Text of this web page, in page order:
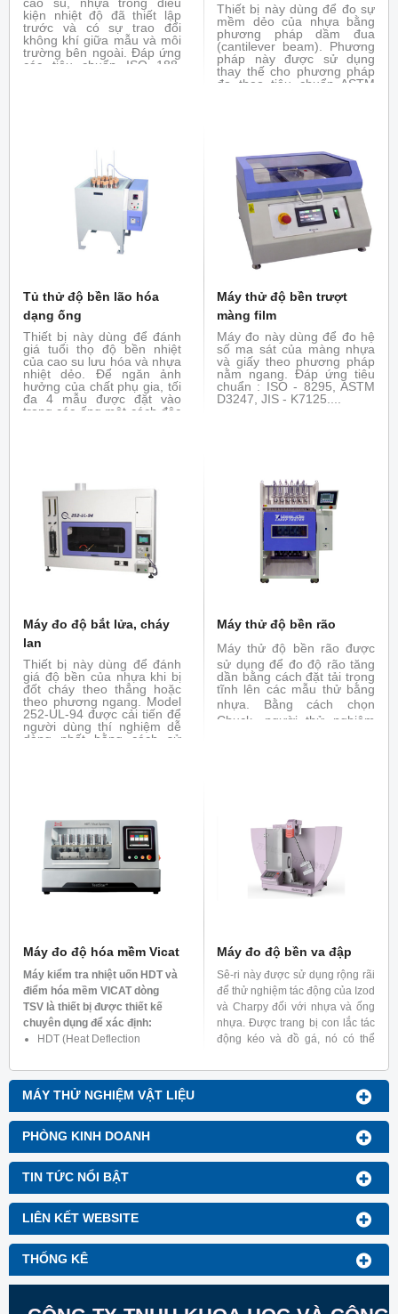
MÁY THỬ NGHIỆM VẬT LIỆU
PHÒNG KINH DOANH
TIN TỨC NỔI BẬT
LIÊN KẾT WEBSITE
THỐNG KÊ
kiện nhiệt độ đã thiết lập
trước và có sự trao đổi
không khí giữa mẫu và môi
trường bên ngoài. Đáp ứng
các tiêu chuẩn ISO 188,
Thiết bị này dùng để đo sự
mềm dẻo của nhựa bằng
phương pháp dầm đua
(cantilever beam). Phương
pháp này được sử dụng
thay thế cho phương pháp
đo theo tiêu chuẩn ASTM
dụng và góc uốn của mẫu.
Tủ thử độ bền lão hóa
dạng ống
Thiết bị này dùng để đánh
giá tuổi thọ độ bền nhiệt
của cao su lưu hóa và nhựa
nhiệt dẻo. Để ngăn ảnh
hưởng của chất phụ gia, tối
đa 4 mẫu được đặt vào
trong các ống một cách độc
sánh để đánh giá về đặc
tính chịu nhiệt. Đáp ứng các
tiêu chuẩn : ASTM D865,
JIS - K6257, ISO 188
Máy thử độ bền trượt
màng film
Máy đo này dùng để đo hệ
số ma sát của màng nhựa
và giấy theo phương pháp
nằm ngang. Đáp ứng tiêu
chuẩn : ISO - 8295, ASTM
D3247, JIS - K7125....
Máy đo độ bắt lửa, cháy
lan
Thiết bị này dùng để đánh
giá độ bền của nhựa khi bị
đốt cháy theo thẳng hoặc
theo phương ngang. Model
252-UL-94 được cải tiến để
người dùng thí nghiệm dễ
dàng nhất bằng cách sử
dõi điều kiện của mẫu thử
trong khi vẫn điều khiển
burner để điều chỉnh
khoảng cách giữa ngọn lửa
vào các đồ gá, 252-UL-94
Máy thử độ bền rão
Máy thử độ bền rão được
sử dụng để đo độ rão tăng
dần bằng cách đặt tải trọng
tĩnh lên các mẫu thử bằng
nhựa.
Bằng cách chọn
Chuck, người thử nghiệm
và thử nghiệm xung nhiệt.
Máy đo độ hóa mềm Vicat
Máy kiểm tra nhiệt uốn HDT và
điểm hóa mềm VICAT dòng
TSV là thiết bị được thiết kế
chuyên dụng để xác định:
HDT (Heat Deflection
dạng dưới tải của nhựa nhiệt
dẻo.
VST (Vicat Softening
Temperature) – Nhiệt độ hóa
mềm Vicat của vật liệu nhựa
Máy đo độ bền va đập
Sê-ri này được sử dụng rộng rãi
để thử nghiệm tác động của Izod
và Charpy đối với nhựa và ống
nhựa. Được trang bị con lắc tác
động kéo và đồ gá, nó có thể
màng và tấm nhựa.